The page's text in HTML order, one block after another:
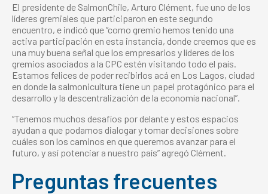
El presidente de SalmonChile, Arturo Clément, fue uno de los
líderes gremiales que participaron en este segundo
encuentro, e indicó que “como gremio hemos tenido una
activa participación en esta instancia, donde creemos que es
una muy buena señal que los empresarios y líderes de los
gremios asociados a la CPC estén visitando todo el país.
Estamos felices de poder recibirlos acá en Los Lagos, ciudad
en donde la salmonicultura tiene un papel protagónico para el
desarrollo y la descentralización de la economía nacional”.
“Tenemos muchos desafíos por delante y estos espacios
ayudan a que podamos dialogar y tomar decisiones sobre
cuáles son los caminos en que queremos avanzar para el
futuro, y así potenciar a nuestro país” agregó Clément.
Preguntas frecuentes